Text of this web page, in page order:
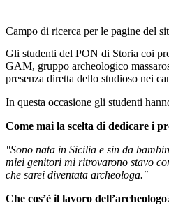
Campo di ricerca per le pagine del
Gli studenti del PON di Storia coi
GAM, gruppo archeologico
presenza diretta dello studioso nei
In questa occasione gli studenti
Come mai la scelta di dedicare i
"Sono nata in Sicilia e sin da
miei genitori mi ritrovarono stavo
che sarei diventata archeologa."
Che cos’è il lavoro